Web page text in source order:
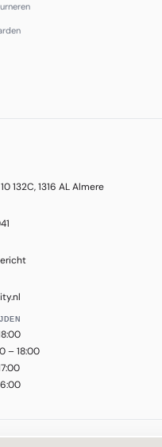
132C, 1316 AL Almere
– 18:00